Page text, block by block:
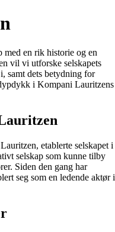
med en rik historie og en
vil vi utforske selskapets
samt dets betydning for
i Kompani Lauritzens
etablerte selskapet i
selskap som kunne tilby
Siden den gang har
seg som en ledende aktør i